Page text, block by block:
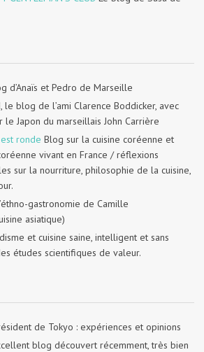
d’Anaïs et Pedro de Marseille
le blog de l’ami Clarence Boddicker, avec
le Japon du marseillais John Carrière
ronde Blog sur la cuisine coréenne et
vivant en France / réflexions
sur la nourriture, philosophie de la cuisine,
gastronomie de Camille
asiatique)
et cuisine saine, intelligent et sans
études scientifiques de valeur.
de Tokyo : expériences et opinions
blog découvert récemment, très bien